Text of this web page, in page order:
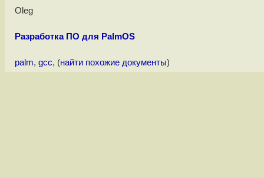
Oleg
Разработка ПО для PalmOS
palm, gcc, (найти похожие документы)